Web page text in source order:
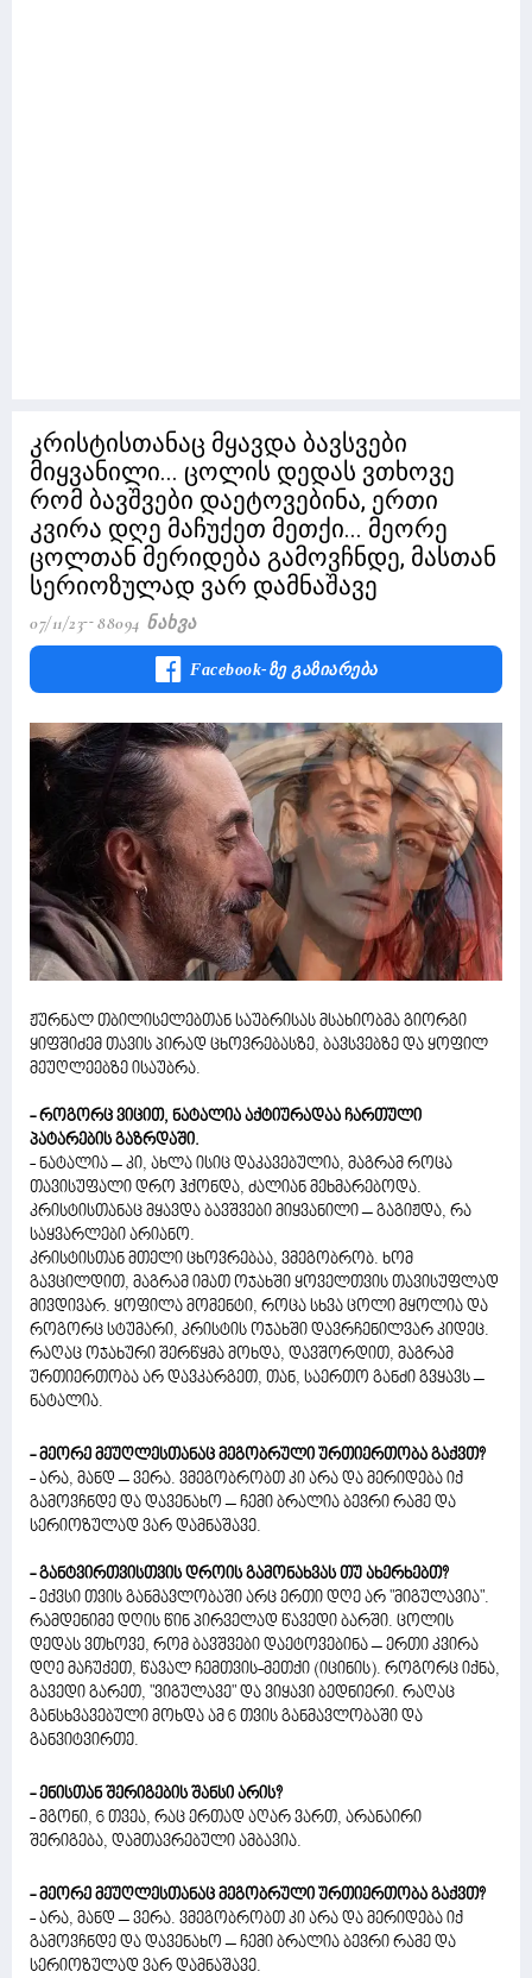
კრისტისთანაც მყავდა ბავსვები
მიყვანილი... ცოლის დედას ვთხოვე
რომ ბავშვები დაეტოვებინა, ერთი
კვირა დღე მაჩუქეთ მეთქი... მეორე
ცოლთან მერიდება გამოვჩნდე, მასთან
სერიოზულად ვარ დამნაშავე
07/11/23 88094 Ნახვა
Facebook-Ზე Გაზიარება
ჟურნალ თბილისელებთან საუბრისას მსახიობმა გიორგი
ყიფშიძემ თავის პირად ცხოვრებასზე, ბავსვებზე და ყოფილ
მეუღლეებზე ისაუბრა.
- როგორც ვიცით, ნატალია აქტიურადაა ჩართული
პატარების გაზრდაში.
- ნატალია – კი, ახლა ისიც დაკავებულია, მაგრამ როცა
თავისუფალი დრო ჰქონდა, ძალიან მეხმარებოდა.
კრისტისთანაც მყავდა ბავშვები მიყვანილი – გაგიჟდა, რა
საყვარლები არიანო.
კრისტისთან მთელი ცხოვრებაა, ვმეგობრობ. ხომ
გავცილდით, მაგრამ იმათ ოჯახში ყოველთვის თავისუფლად
მივდივარ. ყოფილა მომენტი, როცა სხვა ცოლი მყოლია და
როგორც სტუმარი, კრისტის ოჯახში დავრჩენილვარ კიდეც.
რაღაც ოჯახური შერწყმა მოხდა, დავშორდით, მაგრამ
ურთიერთობა არ დავკარგეთ, თან, საერთო განძი გვყავს –
ნატალია.
- მეორე მეუღლესთანაც მეგობრული ურთიერთობა გაქვთ?
- არა, მანდ – ვერა. ვმეგობრობთ კი არა და მერიდება იქ
გამოვჩნდე და დავენახო – ჩემი ბრალია ბევრი რამე და
სერიოზულად ვარ დამნაშავე.
- განტვირთვისთვის დროის გამონახვას თუ ახერხებთ?
- ექვსი თვის განმავლობაში არც ერთი დღე არ "მიგულავია".
რამდენიმე დღის წინ პირველად წავედი ბარში. ცოლის
დედას ვთხოვე, რომ ბავშვები დაეტოვებინა – ერთი კვირა
დღე მაჩუქეთ, წავალ ჩემთვის-მეთქი (იცინის). როგორც იქნა,
გავედი გარეთ, "ვიგულავე" და ვიყავი ბედნიერი. რაღაც
განსხვავებული მოხდა ამ 6 თვის განმავლობაში და
განვიტვირთე.
- ენისთან შერიგების შანსი არის?
- მგონი, 6 თვეა, რაც ერთად აღარ ვართ, არანაირი
შერიგება, დამთავრებული ამბავია.
- მეორე მეუღლესთანაც მეგობრული ურთიერთობა გაქვთ?
- არა, მანდ – ვერა. ვმეგობრობთ კი არა და მერიდება იქ
გამოვჩნდე და დავენახო – ჩემი ბრალია ბევრი რამე და
სერიოზულად ვარ დამნაშავე.